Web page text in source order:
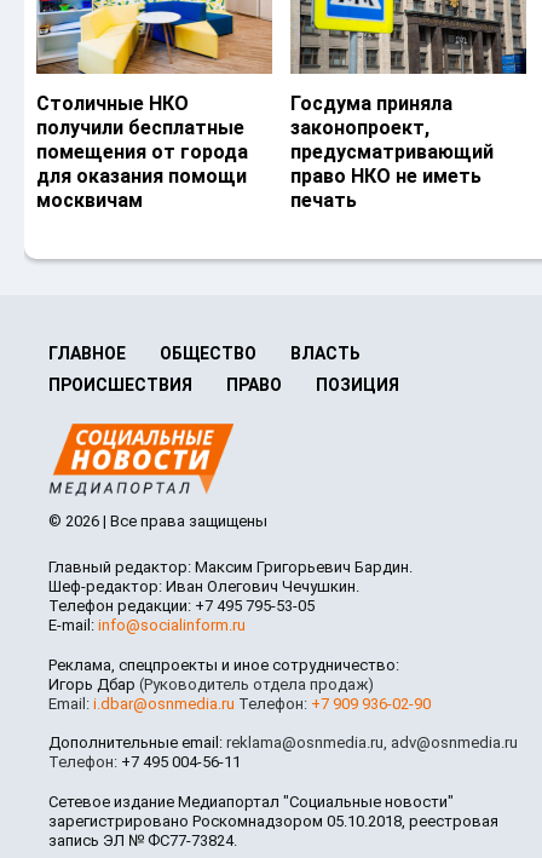
Столичные НКО
получили бесплатные
помещения от города
для оказания помощи
москвичам
Госдума приняла
законопроект,
предусматривающий
право НКО не иметь
печать
ГЛАВНОЕ ОБЩЕСТВО
ВЛАСТЬ
ПРОИСШЕСТВИЯ
ПРАВО ПОЗИЦИЯ
© 2026 | Все права защищены
Главный редактор: Максим Григорьевич Бардин.
Шеф-редактор: Иван Олегович Чечушкин.
Телефон редакции: +7 495 795-53-05
E-mail: info@socialinform.ru
Реклама, спецпроекты и иное сотрудничество:
Игорь Дбар (Руководитель отдела продаж)
Email: i.dbar@osnmedia.ru Телефон: +7 909 936-02-90
Дополнительные email: reklama@osnmedia.ru, adv@osnmedia.ru
Телефон: +7 495 004-56-11
Сетевое издание Медиапортал "Социальные новости"
зарегистрировано Роскомнадзором 05.10.2018, реестровая
запись ЭЛ № ФС77-73824.